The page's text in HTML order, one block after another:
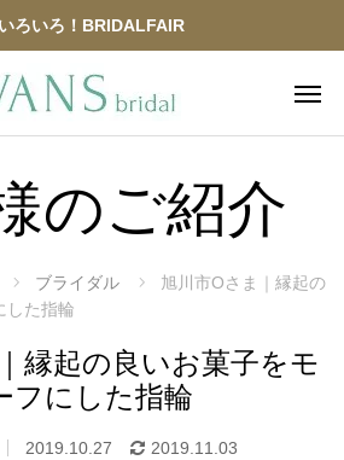
ろいろ！BRIDALFAIR
のご紹介
ブライダル
旭川市Oさま｜縁起の
した指輪
縁起の良いお菓子をモ
フにした指輪
2019.10.27 2019.11.03